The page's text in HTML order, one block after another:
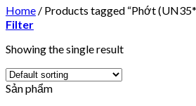
Home / Products tagged “Phớt
Filter
Showing the single result
Sản phẩm